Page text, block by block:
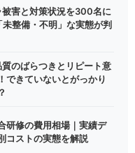
被害と対策状況を300名に
整備・不明」な実態が判
質のばらつきとリピート意
できていないとがっかり
研修の費用相場｜実績デ
コストの実態を解説